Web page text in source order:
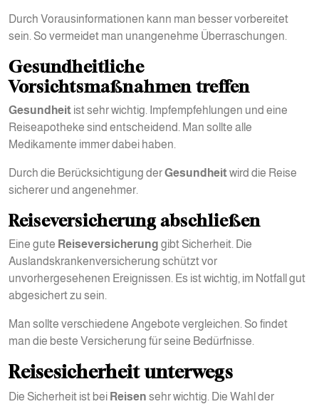
Durch Vorausinformationen kann man besser vorbereitet
sein. So vermeidet man unangenehme Überraschungen.
Gesundheitliche
Vorsichtsmaßnahmen treffen
Gesundheit ist sehr wichtig. Impfempfehlungen und eine
Reiseapotheke sind entscheidend. Man sollte alle
Medikamente immer dabei haben.
Durch die Berücksichtigung derGesundheitwird die Reise
sicherer und angenehmer.
Reiseversicherung abschließen
Eine gute Reiseversicherung gibt Sicherheit. Die
Auslandskrankenversicherung schützt vor
unvorhergesehenen Ereignissen. Es ist wichtig, im Notfall gut
abgesichert zu sein.
Man sollte verschiedene Angebote vergleichen. So findet
man die beste Versicherung für seine Bedürfnisse.
Reisesicherheit unterwegs
Die Sicherheit ist bei Reisen sehr wichtig. Die Wahl der